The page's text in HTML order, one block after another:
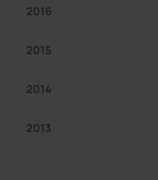
2016
2015
2014
2013